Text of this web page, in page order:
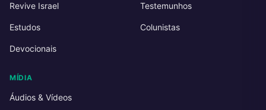
Revive Israel
Estudos
Devocionais
Testemunhos
Colunistas
MÍDIA
Áudios & Vídeos